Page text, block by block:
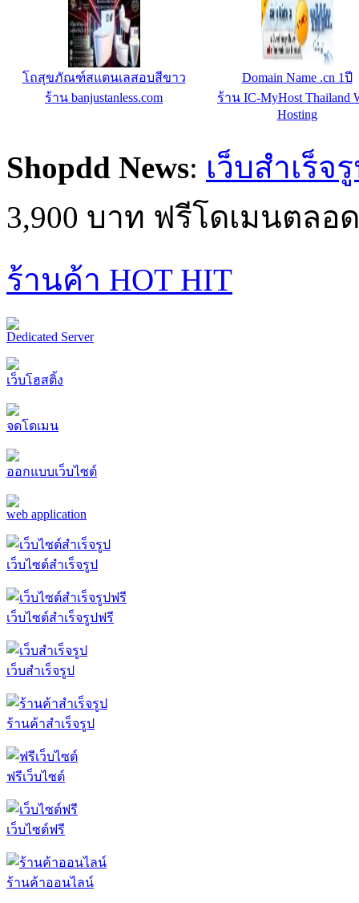
สมิทแมชชีน รุ่น 317-PRO
ร้าน คอนโดฟิตเนสช็อป : ร้านขาย
โถส้วมสแตนเลส นั่งรา
ร้าน banjustanless.com
Shopdd News: เว็บสำเร็จ
3,900 บาท ฟรีโดเมนตลอ
ร้านค้า HOT HIT
Dedicated Server
เว็บโฮสติ้ง
จดโดเมน
ออกแบบเว็บไซต์
web application
เว็บไซต์สำเร็จรูป
เว็บไซต์สำเร็จรูปฟรี
เว็บสำเร็จรูป
ร้านค้าสำเร็จรูป
ฟรีเว็บไซต์
เว็บไซต์ฟรี
ร้านค้าออนไลน์